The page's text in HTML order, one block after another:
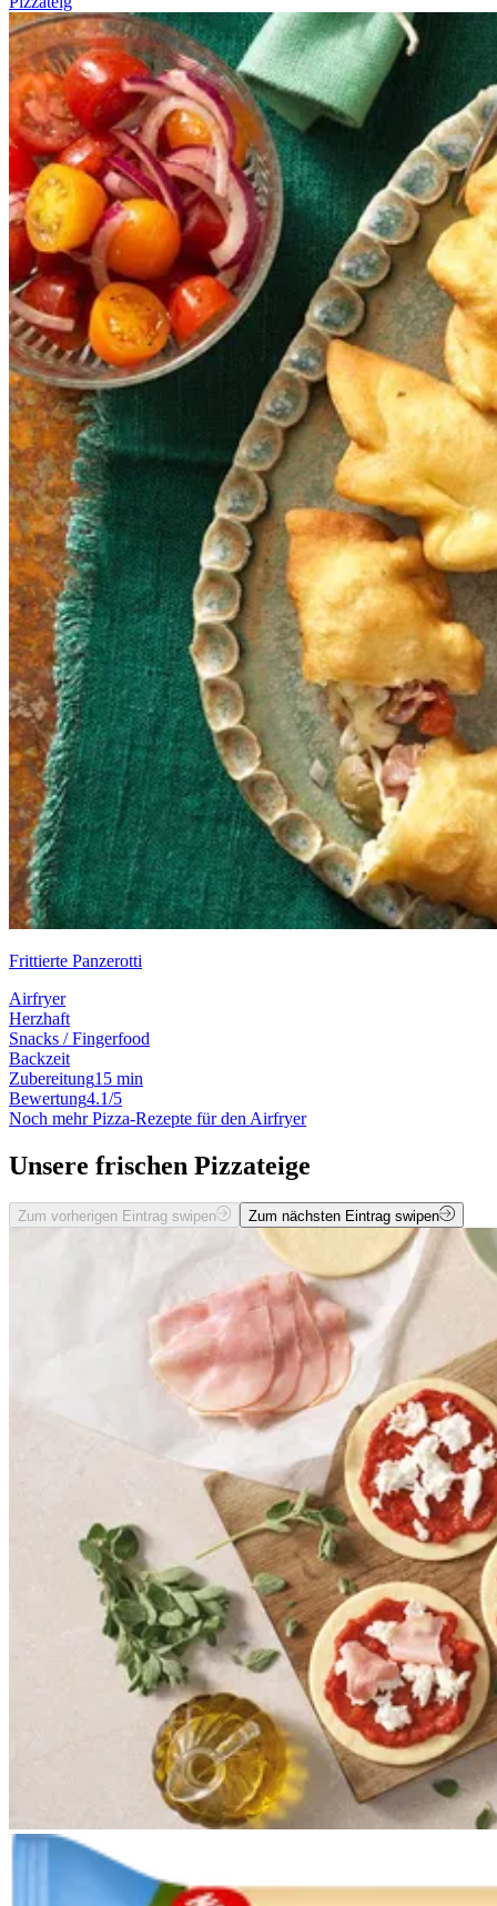
Frittierte Panzerotti
Airfryer
Herzhaft
Snacks / Fingerfood
Backzeit
Zubereitung15 min
Bewertung4.1/5
Noch mehr Pizza-Rezepte für den Airfryer
Unsere frischen Pizzateige
Zum vorherigen Eintrag swipen Zum nächsten Eintrag swipen